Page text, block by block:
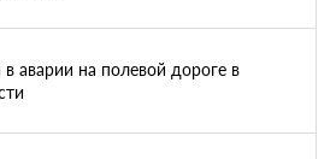
аварии на полевой дороге в